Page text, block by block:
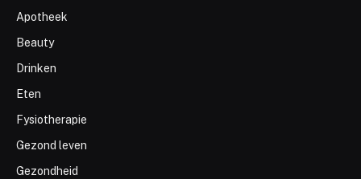
Apotheek
Beauty
Drinken
Eten
Fysiotherapie
Gezond leven
Gezondheid